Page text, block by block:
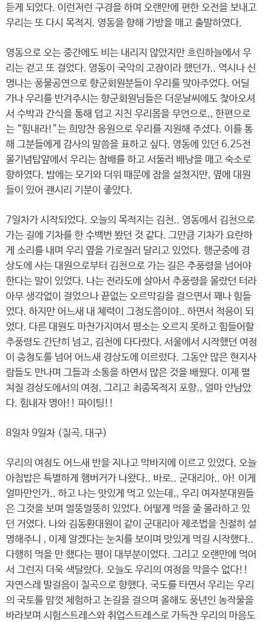
듣게 되었다. 이런저런 구경을 하며 오랜만에 편한 오전을 보내고
우리는 또 다시 목적지. 영동을 향해 가방을 매고 출발하였다.
영동으로 오는 중간에도 비는 내리지 않았지만 흐린하늘에서 우
리는 걷고 또 걸었다. 영동이 국악의 고장이라 했던가.. 역시나 신
명나는 풍물공연으로 향군회원분들이 우리를 맞아주었다. 어딜
가나 우리를 반겨주시는 향군회원님들은 더운날씨에도 찾아오셔
서 수박과 간식을 통해 덥고 지친 우리몸을 무언으로,, 한편으로
는 “힘내라!”는 희망찬 응원으로 우리를 지원해 주셨다. 이를 통
해 그분들에게 감사의 말씀을 표하고 싶다. 영동에 있던 6.25전
몰기념탑앞에서 우리는 참배를 하고 서둘러 배낭을 매고 숙소로
향하였다. 밤에는 모기와 더위 때문에 잠을 설쳤지만, 옆에 대원
들이 있어 괜시리 기분이 좋았다.
7일차가 시작되었다. 오늘의 목적지는 김천.. 영동에서 김천으로
가는 길에 기차를 한 수백번 봤던 것 같다. 그만큼 기차가 요란하
게 소리를 내며 우리 옆을 가로질러 달리고 있었다. 행군중에 경
상도에 사는 대원으로부터 김천으로 가는 길은 추풍령을 넘어야
한다는 말이 있었다. 나는 전라도에 살아서 추풍령을 몰랐던 터라
아무 생각없이 걸었으나 끝없는 오르막길을 걸으면서 꽤나 힘들
었다. 하지만 어느새 내 체력이 그정도쯤이야.. 하면서 적응이 되
었다. 다른 대원도 마찬가지여서 평소는 오르지 못하고 힘들어할
추풍령도 간단히 넘고, 김천에 다다랐다. 서울에서 시작했던 여정
이 충청도를 넘어 어느새 경상도에 이르렀다. 그동안 많은 현지사
람들도 만나며 그들과 소통을 하면서 많은 것을 배웠다. 이제 펼
쳐질 경상도에서의 여정, 그리고 최종목적지 포항,, 얼마 안남았
다. 힘내자 명아!! 파이팅!!
8일차 9일차 (칠곡, 대구)
우리의 여정도 어느새 반을 지나고 막바지에 이르고 있었다. 오늘
아침밥은 특별하게 햄버거가 나왔다.. 바로.. 군대리아.. 아! 이게
얼마만인가.. 하고 나는 맛있게 먹고 있는데,, 우리 여자분대원들
은 그것을 보며 멀뚱멀뚱히 있었다. 어떻게 먹을 줄 몰라하고 있
던 거였다. 나와 김동환대원이 같이 군대리아 제조법을 친절히 설
명해주니 , 이제 알겠다는 눈치를 보이며 맛있게 먹길 시작했다..
다행히 먹을 만 했다는 평이 대부분이었다. 그리고 오랜만에 먹어
서 그런지 더욱 색달랐다. 오늘도 우리의 여정을 막을수 없다!!
자연스레 발걸음이 칠곡으로 향했다. 국도를 타면서 우리는 우리
의 국토를 맘껏 체험하고 논길을 걸으며 올해도 풍년인 농작물을
바라보며 시험스트레스와 취업스트레스로 가득찬 우리의 마음도